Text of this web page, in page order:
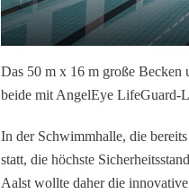
Das 50 m x 16 m große Becken
beide mit AngelEye LifeGuard-
In der Schwimmhalle, die
statt, die höchste
Aalst wollte daher die